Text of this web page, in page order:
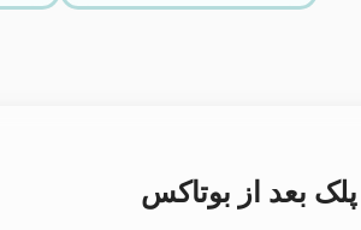
پلک بعد از بوتاکس